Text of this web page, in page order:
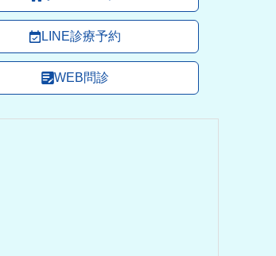
LINE診療予約
WEB問診